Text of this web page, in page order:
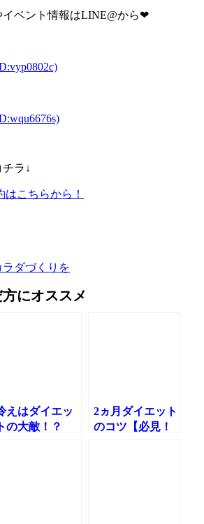
ベント情報はLINE@から❤
ラ↓
こちらから！
にオススメ
えはダイエッ
トの大敵！？
2ヵ月ダイエット
のコツ【必見！